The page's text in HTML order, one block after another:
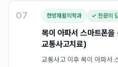
07 한방재활의학과 ✓ 전문의
목이 아파서 스마트폰
교통사고치료)
교통사고 이후 목이 아파서